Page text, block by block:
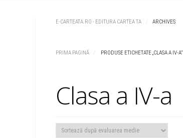
E-CARTEATA.RO - EDITURA CARTEA TA ARCHIVES
PRIMA PAGINĂ PRODUSE ETICHETATE „CLASA A IV-A”
Clasa a IV-a